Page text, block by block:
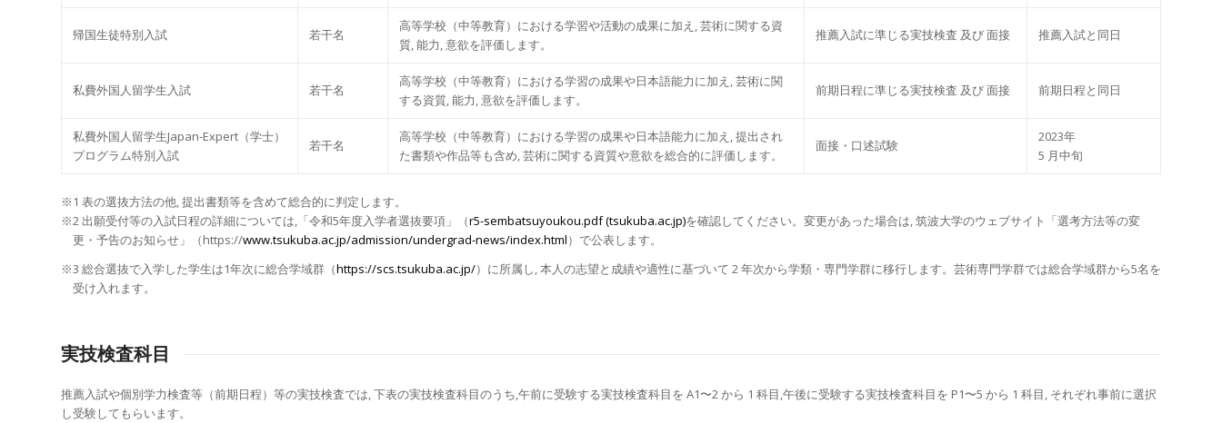
帰国⽣徒特別⼊試 若⼲名
⾼等学校（中等教育）における学習や活動の成果に加え, 芸術に関する資
質, 能⼒, 意欲を評価します。
推薦⼊試に準じる実技検査 及び ⾯接 推薦⼊試と同⽇
私費外国⼈留学⽣⼊試 若⼲名
⾼等学校（中等教育）における学習の成果や日本語能力に加え, 芸術に関
する資質, 能⼒, 意欲を評価します。
前期⽇程に準じる実技検査 及び ⾯接 前期⽇程と同⽇
私費外国⼈留学⽣Japan-Expert（学⼠）
プログラム特別⼊試
若⼲名
⾼等学校（中等教育）における学習の成果や⽇本語能⼒に加え, 提出され
た書類や作品等も含め, 芸術に関する資質や意欲を総合的に評価します。
⾯接・⼝述試験
2023年
5 ⽉中旬
※1 表の選抜⽅法の他, 提出書類等を含めて総合的に判定します。
※2 出願受付等の⼊試⽇程の詳細については,「令和5年度⼊学者選抜要項」（r5-sembatsuyoukou.pdf (tsukuba.ac.jp)を確認してください。変更があった場合は, 筑波大学のウェブサイト「選考⽅法等の変
更・予告のお知らせ」（https://www.tsukuba.ac.jp/admission/undergrad-news/index.html）で公表します。
※3 総合選抜で⼊学した学⽣は1年次に総合学域群（https://scs.tsukuba.ac.jp/）に所属し, 本⼈の志望と成績や適性に基づいて 2 年次から学類・専⾨学群に移⾏します。芸術専⾨学群では総合学域群から5名を
受け⼊れます。
実技検査科目
推薦⼊試や個別学⼒検査等（前期⽇程）等の実技検査では, 下表の実技検査科⽬のうち,午前に受験する実技検査科⽬を A1〜2 から 1 科⽬,午後に受験する実技検査科⽬を P1〜5 から 1 科⽬, それぞれ事前に選択
し受験してもらいます。